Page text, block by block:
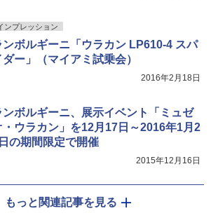
ンプレッション
ンボルギーニ「ウラカン LP610-4 スパ
ダー」（マイアミ試乗会）
2016年2月18日
ンボルギーニ、展示イベント「ミュゼ
・ウラカン」を12月17日～2016年1月2
の期間限定で開催
2015年12月16日
もっと関連記事を見る